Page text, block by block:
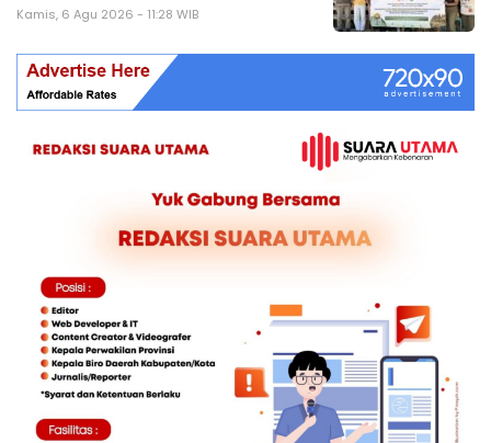
Kamis, 6 Agu 2026 - 11:28 WIB